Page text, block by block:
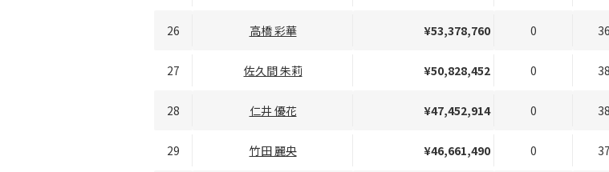
26 高橋 彩華 ¥53,378,760 0 36
27 佐久間 朱莉 ¥50,828,452 0 38
28 仁井 優花 ¥47,452,914 0 38
29 竹田 麗央 ¥46,661,490 0 37